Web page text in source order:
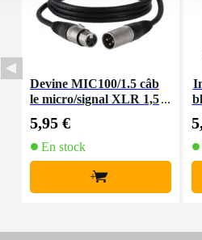
Devine MIC100/1.5 câb
le micro/signal XLR 1,5
5,95 €
En stock
+